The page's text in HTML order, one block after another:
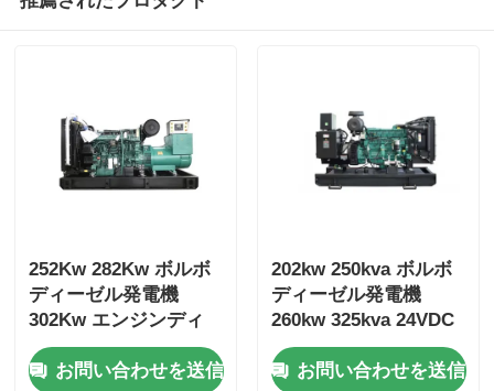
252Kw 282Kw ボルボ
ディーゼル発電機
302Kw エンジンディ
ーゼル発電機 冷却シス
テムお問い合わせを送信
202kw 250kva ボルボ
ディーゼル発電機
260kw 325kva 24VDC
オープンディーゼル発
電機セット
お問い合わせを送信